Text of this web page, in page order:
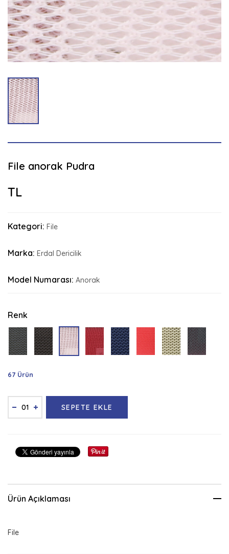
File anorak Pudra
TL
Kategori: File
Marka: Erdal Dericilik
Model Numarası: Anorak
Renk
67 Ürün
SEPETE EKLE
Ürün Açıklaması
File